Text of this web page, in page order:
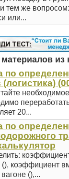
тем же
или...
из
по
(логистика)
20...
по
(), коэффициент
(),...